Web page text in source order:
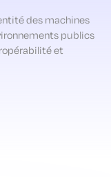
des machines
publics
et